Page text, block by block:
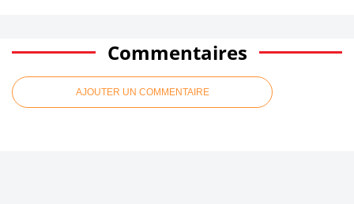
Commentaires
AJOUTER UN COMMENTAIRE